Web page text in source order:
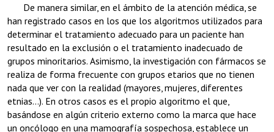
De manera similar, en el ámbito de la atención médica, se
han registrado casos en los que los algoritmos utilizados para
determinar el tratamiento adecuado para un paciente han
resultado en la exclusión o el tratamiento inadecuado de
grupos minoritarios. Asimismo, la investigación con fármacos se
realiza de forma frecuente con grupos etarios que no tienen
nada que ver con la realidad (mayores, mujeres, diferentes
etnias…). En otros casos es el propio algoritmo el que,
basándose en algún criterio externo como la marca que hace
un oncólogo en una mamografía sospechosa, establece un